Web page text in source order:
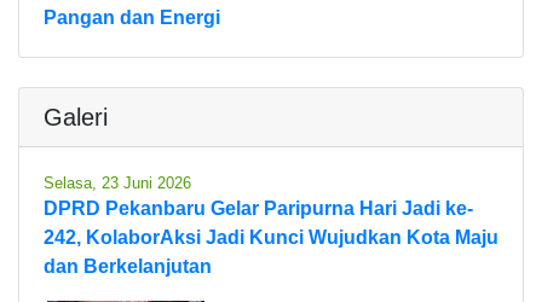
Pangan dan Energi
Galeri
Selasa, 23 Juni 2026
DPRD Pekanbaru Gelar Paripurna Hari Jadi ke-
242, KolaborAksi Jadi Kunci Wujudkan Kota Maju
dan Berkelanjutan